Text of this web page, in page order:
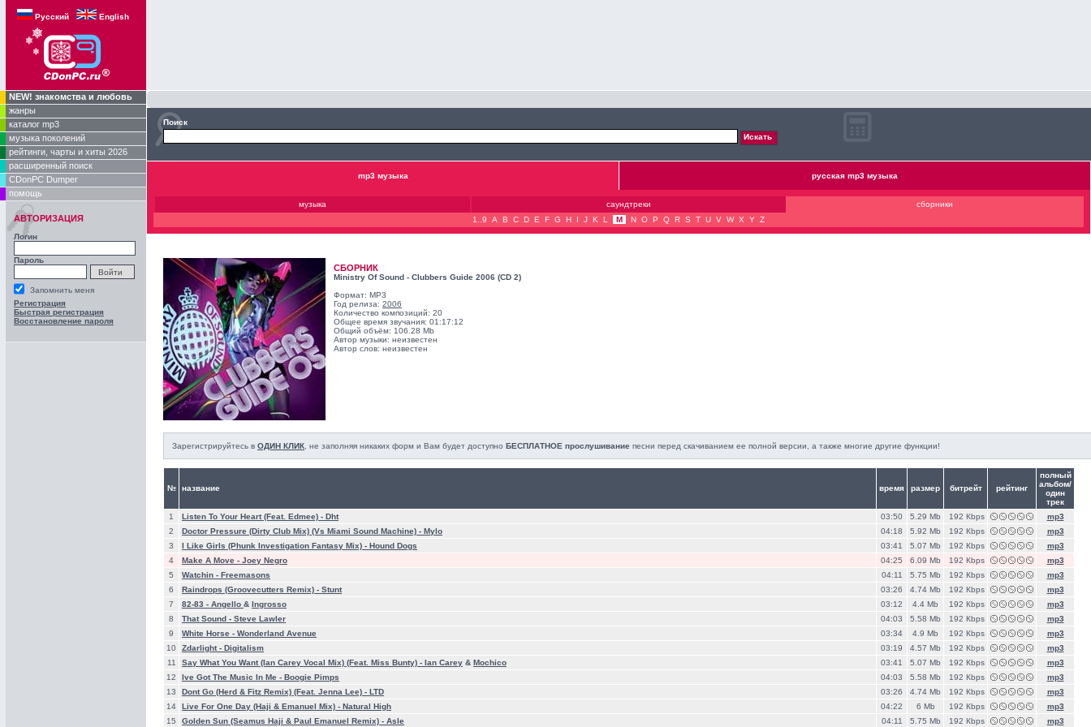
Русский English
NEW! знакомства и любовь
жанры
каталог mp3
музыка поколений
рейтинги, чарты и хиты 2026
расширенный поиск
CDonPC Dumper
помощь
АВТОРИЗАЦИЯ
Логин
Пароль
Запомнить меня
Регистрация
Быстрая регистрация
Восстановление пароля
Поиск
mp3 музыка русская mp3 музыка
музыка саундтреки
сборники
1..9
A B C D E F G H I J K L M N O P Q R S T U V W X Y Z
СБОРНИК
Ministry Of Sound - Clubbers Guide 2006 (CD 2)
Формат: MP3
Год релиза: 2006
Количество композиций: 20
Общее время звучания: 01:17:12
Общий объём: 106.28 Mb
Автор музыки: неизвестен
Автор слов: неизвестен
Зарегистрируйтесь в ОДИН КЛИК , не заполняя никаких форм и Вам будет доступно БЕСПЛАТНОЕ прослушивание песни перед cкачиванием ее полной версии, а также многие другие функции!
№ название время размер битрейт рейтинг
полный
альбом/
один
трек
1
Listen To Your Heart (Feat. Edmee) - Dht 03:50 5.29 Mb 192 Кbps
mp3
2
Doctor Pressure (Dirty Club Mix) (Vs Miami Sound Machine) - Mylo 04:18 5.92 Mb 192 Кbps
mp3
3
I Like Girls (Phunk Investigation Fantasy Mix) - Hound Dogs 03:41 5.07 Mb 192 Кbps
mp3
4
Make A Move - Joey Negro 04:25 6.09 Mb 192 Кbps
mp3
5
Watchin - Freemasons 04:11 5.75 Mb 192 Кbps
mp3
6
Raindrops (Groovecutters Remix) - Stunt 03:26 4.74 Mb 192 Кbps
mp3
7
82-83 - Angello & Ingrosso 03:12 4.4 Mb 192 Кbps
mp3
8
That Sound - Steve Lawler 04:03 5.58 Mb 192 Кbps
mp3
9
White Horse - Wonderland Avenue 03:34 4.9 Mb 192 Кbps
mp3
10
Zdarlight - Digitalism 03:19 4.57 Mb 192 Кbps
mp3
11
Say What You Want (Ian Carey Vocal Mix) (Feat. Miss Bunty) - Ian Carey & Mochico 03:41 5.07 Mb 192 Кbps
mp3
12
Ive Got The Music In Me - Boogie Pimps 04:03 5.58 Mb 192 Кbps
mp3
13
Dont Go (Herd & Fitz Remix) (Feat. Jenna Lee) - LTD 03:26 4.74 Mb 192 Кbps
mp3
14
Live For One Day (Haji & Emanuel Mix) - Natural High 04:22 6 Mb 192 Кbps
mp3
15
Golden Sun (Seamus Haji & Paul Emanuel Remix) - Asle 04:11 5.75 Mb 192 Кbps mp3